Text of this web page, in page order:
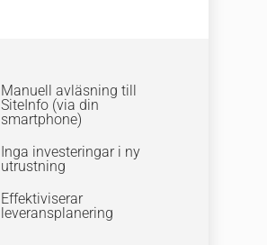
Manuell avläsning till
SiteInfo (via din
smartphone)
Inga investeringar i ny
utrustning
Effektiviserar
leveransplanering